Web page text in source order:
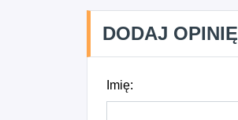
DODAJ OPINIĘ
Imię: